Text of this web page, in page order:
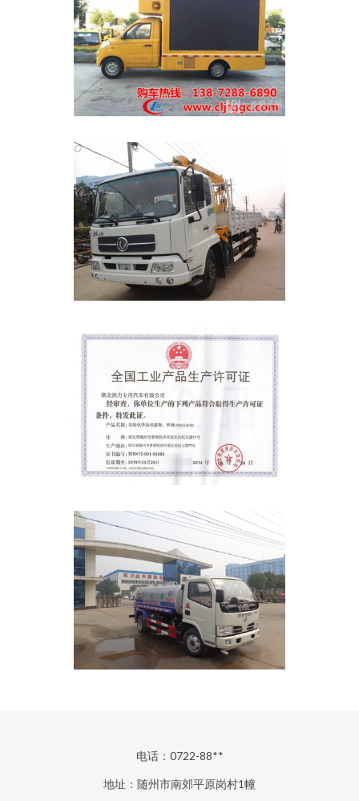
电话：0722-88**
地址：随州市南郊平原岗村1幢